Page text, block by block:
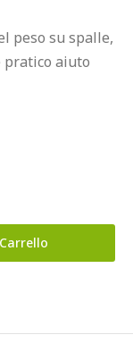
peso su spalle,
pratico aiuto